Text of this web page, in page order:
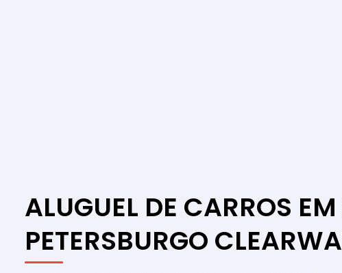
ALUGUEL DE CARROS EM
PETERSBURGO